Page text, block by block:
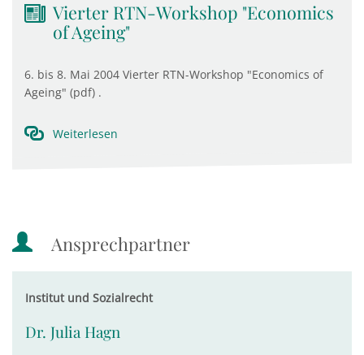
Vierter RTN-Workshop "Economics
of Ageing"
6. bis 8. Mai 2004 Vierter RTN-Workshop "Economics of
Ageing" (pdf) .
Weiterlesen
Ansprechpartner
Institut und Sozialrecht
Dr. Julia Hagn